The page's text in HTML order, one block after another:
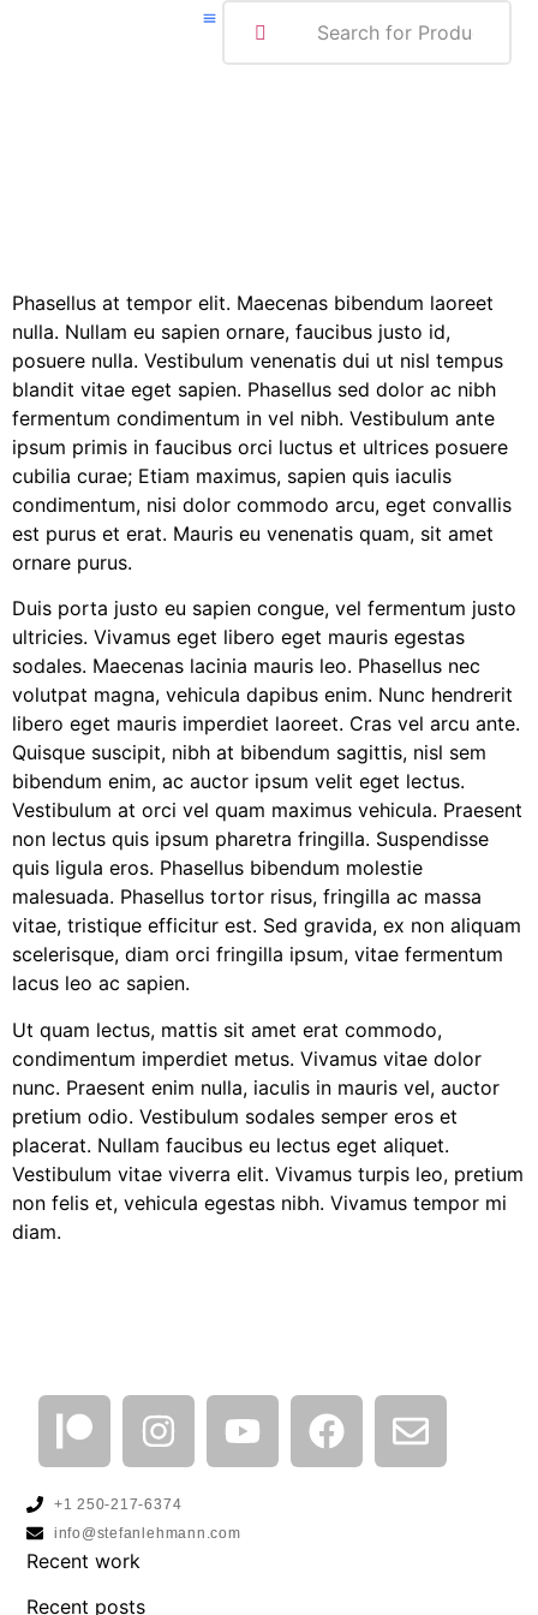
Phasellus at tempor elit. Maecenas bibendum laoreet
nulla. Nullam eu sapien ornare, faucibus justo id,
posuere nulla. Vestibulum venenatis dui ut nisl tempus
blandit vitae eget sapien. Phasellus sed dolor ac nibh
fermentum condimentum in vel nibh. Vestibulum ante
ipsum primis in faucibus orci luctus et ultrices posuere
cubilia curae; Etiam maximus, sapien quis iaculis
condimentum, nisi dolor commodo arcu, eget convallis
est purus et erat. Mauris eu venenatis quam, sit amet
ornare purus.
Duis porta justo eu sapien congue, vel fermentum justo
ultricies. Vivamus eget libero eget mauris egestas
sodales. Maecenas lacinia mauris leo. Phasellus nec
volutpat magna, vehicula dapibus enim. Nunc hendrerit
libero eget mauris imperdiet laoreet. Cras vel arcu ante.
Quisque suscipit, nibh at bibendum sagittis, nisl sem
bibendum enim, ac auctor ipsum velit eget lectus.
Vestibulum at orci vel quam maximus vehicula. Praesent
non lectus quis ipsum pharetra fringilla. Suspendisse
quis ligula eros. Phasellus bibendum molestie
malesuada. Phasellus tortor risus, fringilla ac massa
vitae, tristique efficitur est. Sed gravida, ex non aliquam
scelerisque, diam orci fringilla ipsum, vitae fermentum
lacus leo ac sapien.
Ut quam lectus, mattis sit amet erat commodo,
condimentum imperdiet metus. Vivamus vitae dolor
nunc. Praesent enim nulla, iaculis in mauris vel, auctor
pretium odio. Vestibulum sodales semper eros et
placerat. Nullam faucibus eu lectus eget aliquet.
Vestibulum vitae viverra elit. Vivamus turpis leo, pretium
non felis et, vehicula egestas nibh. Vivamus tempor mi
diam.
+1 250-217-6374
info@stefanlehmann.com
Recent work
Recent posts